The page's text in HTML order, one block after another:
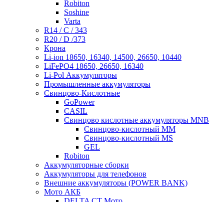
Robiton
Soshine
Varta
R14 / C / 343
R20 / D /373
Крона
Li-ion 18650, 16340, 14500, 26650, 10440
LiFePO4 18650, 26650, 16340
Li-Pol Аккумуляторы
Промышленные аккумуляторы
Свинцово-Кислотные
GoPower
CASIL
Свинцово кислотные аккумуляторы MNB
Cвинцово-кислотный MM
Cвинцово-кислотный MS
GEL
Robiton
Аккумуляторные сборки
Аккумуляторы для телефонов
Внешние аккумуляторы (POWER BANK)
Мото АКБ